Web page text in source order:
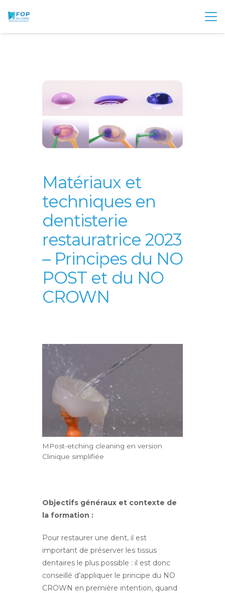
Matériaux et
techniques en
dentisterie
restauratrice 2023
– Principes du NO
POST et du NO
CROWN
MPost-etching cleaning en version
Clinique simplifiée
Objectifs généraux et contexte de
la formation :
Pour restaurer une dent, il est
important de préserver les tissus
dentaires le plus possible : il est donc
conseillé d’appliquer le principe du NO
CROWN en première intention, quand